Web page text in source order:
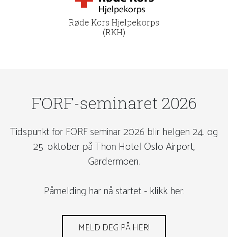
Røde Kors Hjelpekorps
(RKH)
FORF-seminaret 2026
Tidspunkt for FORF seminar 2026 blir helgen 24. og
25. oktober på Thon Hotel Oslo Airport,
Gardermoen.
Påmelding har nå startet - klikk her:
MELD DEG PÅ HER!